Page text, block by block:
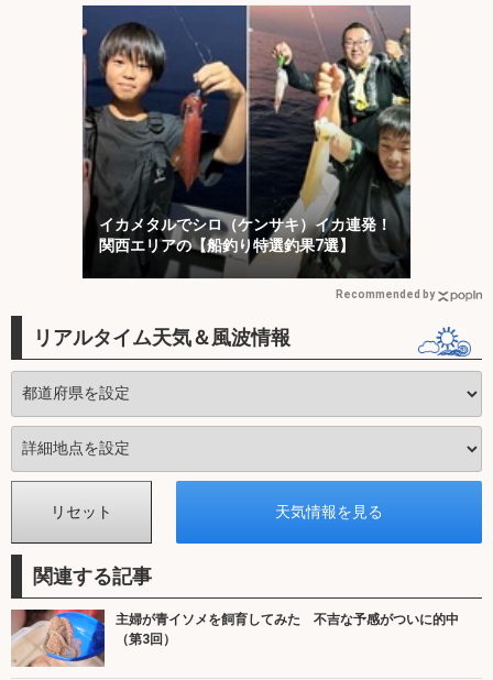
イカメタルでシロ（ケンサキ）イカ連発！
関西エリアの【船釣り特選釣果7選】
Recommended by
リアルタイム天気＆風波情報
関連する記事
主婦が青イソメを飼育してみた 不吉な予感がついに的中
（第3回）